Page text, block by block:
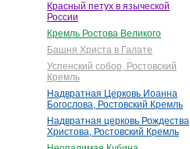
Красный петух в языческой
России
Кремль Ростова Великого
Башня Христа в Галате
Успенский собор, Ростовский
Кремль
Надвратная Церковь Иоанна
Богослова, Ростовский Кремль
Надвратная церковь Рождества
Христова, Ростовский Кремль